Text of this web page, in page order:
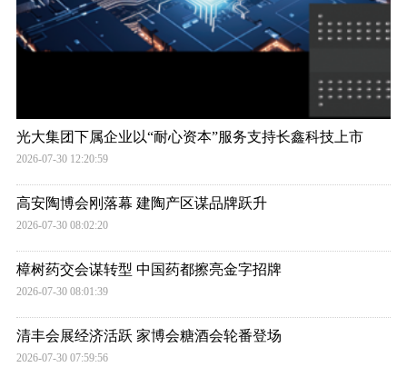
光大集团下属企业以“耐心资本”服务支持长鑫科技上市
2026-07-30 12:20:59
高安陶博会刚落幕 建陶产区谋品牌跃升
2026-07-30 08:02:20
樟树药交会谋转型 中国药都擦亮金字招牌
2026-07-30 08:01:39
清丰会展经济活跃 家博会糖酒会轮番登场
2026-07-30 07:59:56